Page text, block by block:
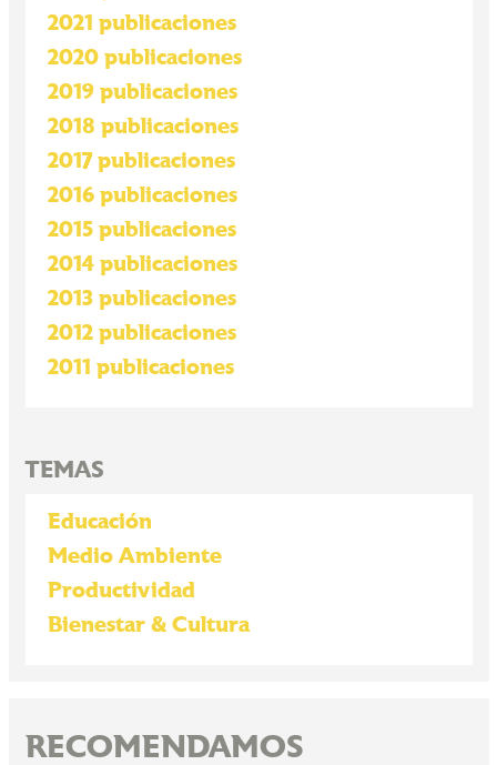
2021 publicaciones
2020 publicaciones
2019 publicaciones
2018 publicaciones
2017 publicaciones
2016 publicaciones
2015 publicaciones
2014 publicaciones
2013 publicaciones
2012 publicaciones
2011 publicaciones
TEMAS
Educación
Medio Ambiente
Productividad
Bienestar & Cultura
RECOMENDAMOS